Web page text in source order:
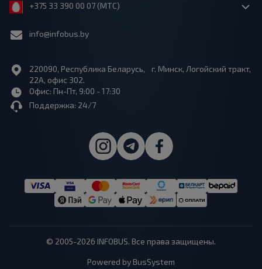
+375 33 390 00 07 (МТС)
info@infobus.by
220090, Республика Беларусь, г. Минск, Логойский тракт,
22А, офис 302.
Офис: Пн-Пт, 9:00 - 17:30
Поддержка: 24/7
© 2005-2026 INFOBUS. Все права защищены.
Powered by BusSystem